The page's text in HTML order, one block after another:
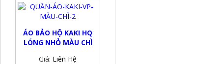
ÁO BẢO HỘ KAKI HQ
LÓNG NHỎ MÀU CHÌ
Giá: Liên Hệ